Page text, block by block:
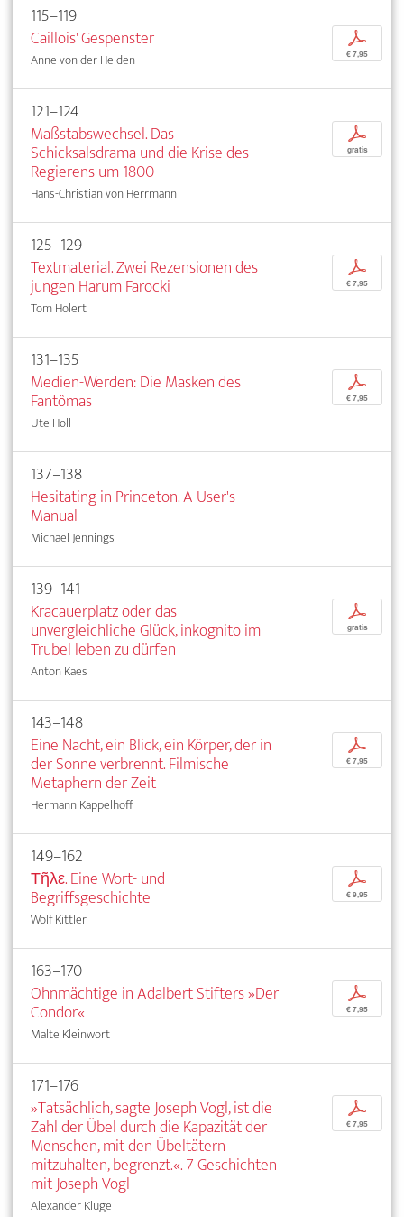
115–119
Caillois' Gespenster
Anne von der Heiden
p
€ 7,95
121–124
Maßstabswechsel. Das
Schicksalsdrama und die Krise des
Regierens um 1800
Hans-Christian von Herrmann
p
gratis
125–129
Textmaterial. Zwei Rezensionen des
jungen Harum Farocki
Tom Holert
p
€ 7,95
131–135
Medien-Werden: Die Masken des
Fantômas
Ute Holl
p
€ 7,95
137–138
Hesitating in Princeton. A User's
Manual
Michael Jennings
139–141
Kracauerplatz oder das
unvergleichliche Glück, inkognito im
Trubel leben zu dürfen
Anton Kaes
p
gratis
143–148
Eine Nacht, ein Blick, ein Körper, der in
der Sonne verbrennt. Filmische
Metaphern der Zeit
Hermann Kappelhoff
p
€ 7,95
149–162
Τῆλε. Eine Wort- und
Begriffsgeschichte
Wolf Kittler
p
€ 9,95
163–170
Ohnmächtige in Adalbert Stifters »Der
Condor«
Malte Kleinwort
p
€ 7,95
171–176
»Tatsächlich, sagte Joseph Vogl, ist die
Zahl der Übel durch die Kapazität der
Menschen, mit den Übeltätern
mitzuhalten, begrenzt.«. 7 Geschichten
mit Joseph Vogl
Alexander Kluge
p
€ 7,95